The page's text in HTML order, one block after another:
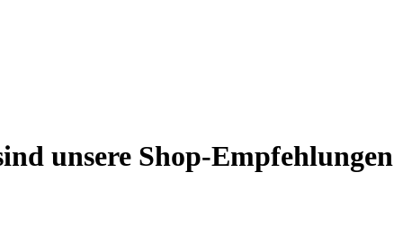
unsere Shop-Empfehlungen